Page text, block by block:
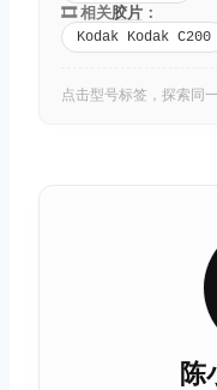
🎞️ 相关胶片 ：
Kodak Kodak C200
点击型号标签，探索同
陈